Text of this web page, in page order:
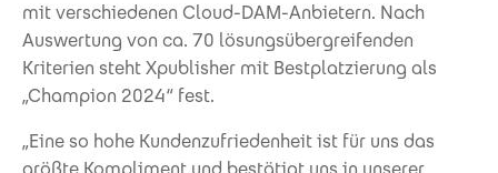
mit verschiedenen Cloud-DAM-Anbietern. Nach
Auswertung von ca. 70 lösungsübergreifenden
Kriterien steht Xpublisher mit Bestplatzierung als
„Champion 2024“ fest.
„Eine so hohe Kundenzufriedenheit ist für uns das